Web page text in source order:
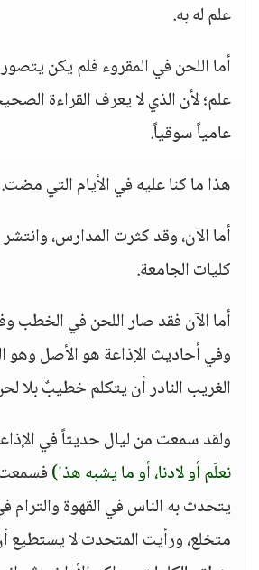
علم له به.
أما اللحن في المقروء فلم يكن
علم؛ لأن الذي لا يعرف القراءة
عامياً سوقياً.
هذا ما كنا عليه في الأيام التي مضت.
أما الآن، وقد كثرت المدارس،
كليات الجامعة.
أما الآن فقد صار اللحن في الخطب
وفي أحاديث الإذاعة هو الأصل وهو
الغريب النادر أن يتكلم خطيبٌ بلا
ولقد سمعت من ليال حديثاً في
نعلّم أو لادنا، أو ما يشبه هذا)فسمعت
يتحدث به الناس في القهوة
متخلع، ورأيت المتحدث لا يستطيع